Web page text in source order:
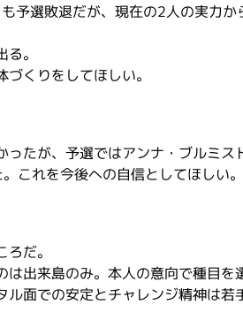
予選敗退だが、現在の2人の実力か
。
くりをしてほしい。
たが、予選ではアンナ・ブルミス
これを今後への自信としてほしい。
だ。
出来島のみ。本人の意向で種目を
面での安定とチャレンジ精神は若